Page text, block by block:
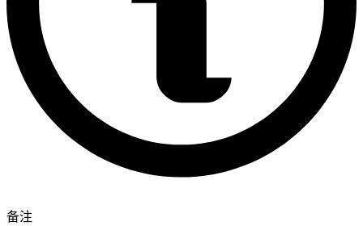
备注